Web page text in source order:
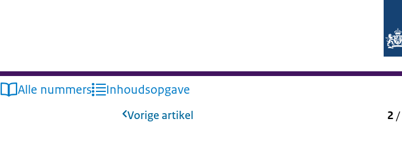
Alle nummers Inhoudsopgave
Vorige artikel 2 /